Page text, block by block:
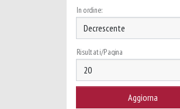
In ordine:
Risultati/Pagina